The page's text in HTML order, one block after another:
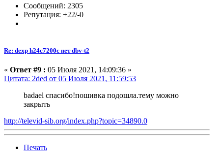
Сообщений: 2305
Репутация: +22/-0
Re: dexp h24c7200c нет dbv-t2
« Ответ #9 : 05 Июля 2021, 14:09:36 »
Цитата: 2ded от 05 Июля 2021, 11:59:53
badael спасибо!пошивка подошла.тему можно
закрыть
http://televid-sib.org/index.php?topic=34890.0
Печать